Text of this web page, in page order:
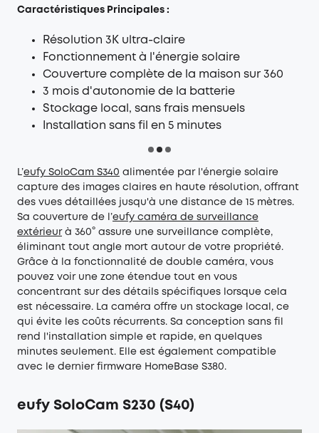
Caractéristiques Principales :
Résolution 3K ultra-claire
Fonctionnement à l'énergie solaire
Couverture complète de la maison sur 360
3 mois d'autonomie de la batterie
Stockage local, sans frais mensuels
Installation sans fil en 5 minutes
L’eufy SoloCam S340 alimentée par l'énergie solaire
capture des images claires en haute résolution, offrant
des vues détaillées jusqu'à une distance de 15 mètres.
Sa couverture de l’eufy caméra de surveillance
extérieurà 360° assure une surveillance complète,
éliminant tout angle mort autour de votre propriété.
Grâce à la fonctionnalité de double caméra, vous
pouvez voir une zone étendue tout en vous
concentrant sur des détails spécifiques lorsque cela
est nécessaire. La caméra offre un stockage local, ce
qui évite les coûts récurrents. Sa conception sans fil
rend l'installation simple et rapide, en quelques
minutes seulement. Elle est également compatible
avec le dernier firmware HomeBase S380.
eufy SoloCam S230 (S40)